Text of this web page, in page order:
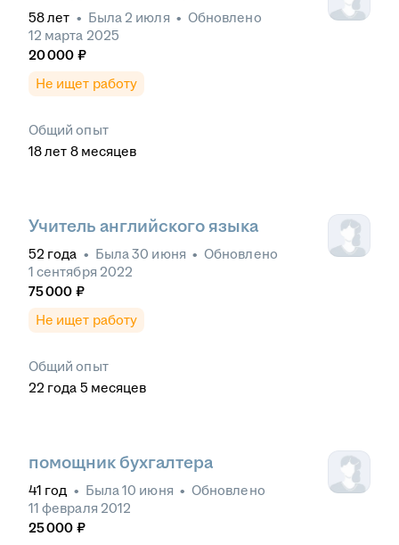
58лет • Была 2 июля • Обновлено
12 марта 2025
20 000 ₽
Не ищет работу
Общий опыт
18лет 8 месяцев
Учитель английского языка
52 года • Была30 июня • Обновлено
1 сентября 2022
75 000 ₽
Не ищет работу
Общий опыт
22 года 5 месяцев
помощник бухгалтера
41 год • Была10 июня • Обновлено
11 февраля 2012
25 000 ₽